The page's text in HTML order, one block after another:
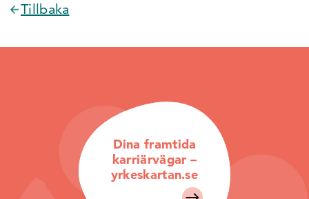
Tillbaka
Dina framtida
karriärvägar –
yrkeskartan.se